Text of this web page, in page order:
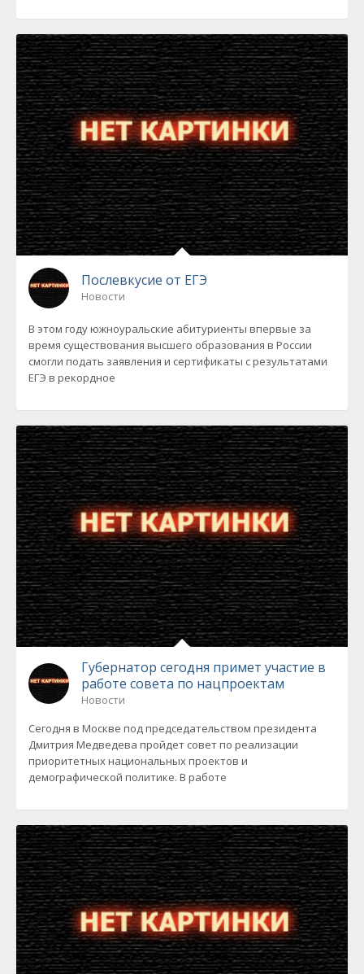
Послевкусие от ЕГЭ
Новости
В этом году южноуральские абитуриенты впервые за
время существования высшего образования в России
смогли подать заявления и сертификаты с результатами
ЕГЭ в рекордное
Губернатор сегодня примет участие в
работе совета по нацпроектам
Новости
Сегодня в Москве под председательством президента
Дмитрия Медведева пройдет совет по реализации
приоритетных национальных проектов и
демографической политике. В работе